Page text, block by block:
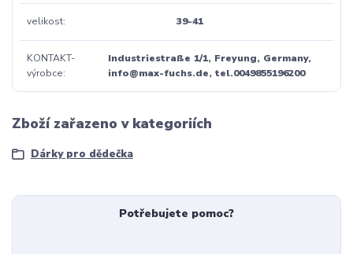
velikost 39-41
KONTAKT-
výrobce
Industriestraße 1/1, Freyung, Germany,
info@max-fuchs.de, tel.0049855196200
Zboží zařazeno v kategoriích
Dárky pro dědečka
Potřebujete pomoc?